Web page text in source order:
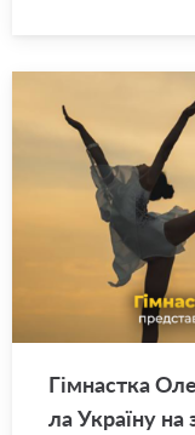
Гім­нас­тка
ла Укра­ї­ну